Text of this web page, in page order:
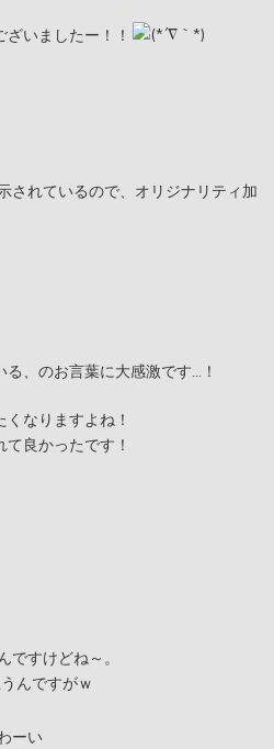
いましたー！！
されているので、オリジナリティ加
、のお言葉に大感激です…！
なりますよね！
良かったです！
すけどね～。
んですがｗ